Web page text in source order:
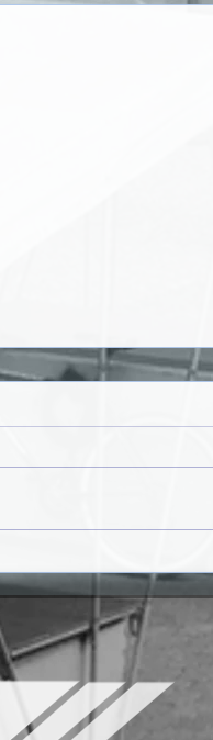
𝗡𝗢𝗩𝗔
𝗡𝗢 Â𝗠𝗕𝗜𝗧𝗢
"𝗦𝗔𝗡𝗧𝗔